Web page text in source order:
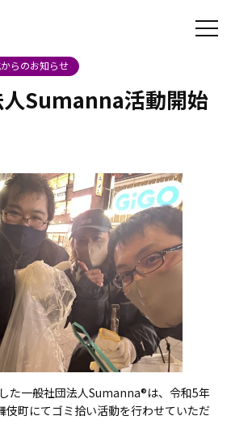
らのお知らせ
人Sumanna活動開始
た一般社団法人Sumanna®は、令和5年
伎町にてゴミ拾い活動を行わせていただ